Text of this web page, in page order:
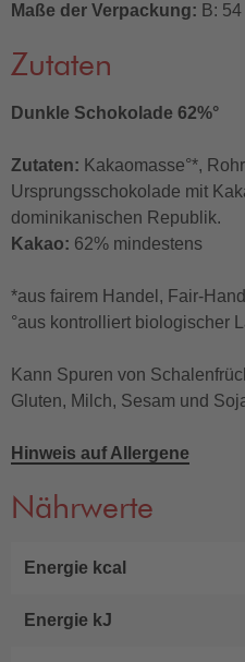
Maße der Verpackung: B:
Zutaten
Dunkle Schokolade 62%°
Zutaten: Kakaomasse°*,
Ursprungsschokolade mit
dominikanischen Republik.
Kakao: 62% mindestens
*aus fairem Handel, Fair-
°aus kontrolliert biologischer
Kann Spuren von
Gluten, Milch, Sesam und
Hinweis auf Allergene
Nährwerte
Energie kcal
Energie kJ